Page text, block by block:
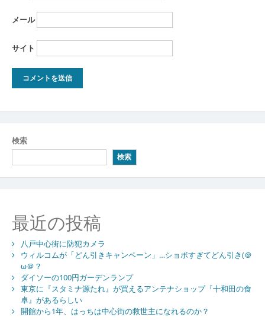
メール
サイト
検索
検索
最近の投稿
八戸中心街に防犯カメラ
ウィルコムが「どん引きキャンペーン」…ショボすぎてどん引き(＠
ω＠？
ダイソーの100円ガーデンランプ
東京に『スタミナ源たれ』が買えるアンテナショップ『十和田の食
卓』があるらしい
開館から1年、はっちは中心街の救世主になれるのか？